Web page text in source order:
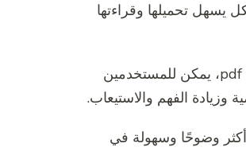
يسهل تحميلها وقراءتها
عندما يتم تحسين الوصول إلى المعلومات من خلال المنصات التعليمية الإلكترونية pdf، يمكن للمستخدمين
وزيادة الفهم والاستيعاب.
وضوحًا وسهولة في